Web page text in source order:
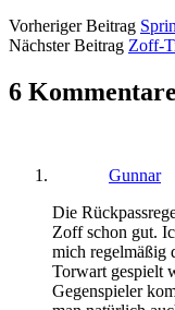
Vorheriger Beitrag
Nächster Beitrag Zoff-
6 Kommentare
Gunnar
Die
Zoff schon gut.
mich regelmäßig
Torwart gespielt
Gegenspieler